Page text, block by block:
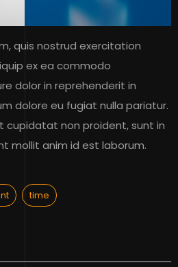
quis nostrud exercitation
ex ea commodo
dolor in reprehenderit in
dolore eu fugiat nulla pariatur.
cupidatat non proident, sunt in
mollit anim id est laborum.
time